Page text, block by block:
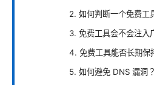
2. 如何判断一个免费工
3. 免费工具会不会注入
4. 免费工具能否长期保
5. 如何避免 DNS 漏洞？